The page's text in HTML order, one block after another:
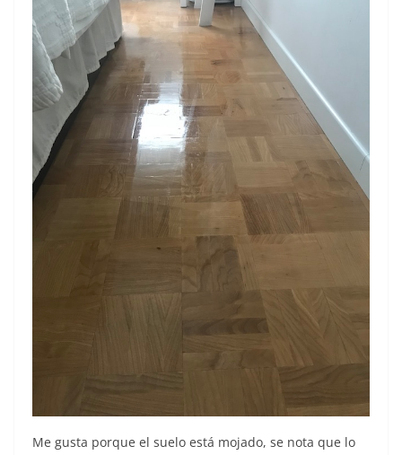
Me gusta porque el suelo está mojado, se nota que lo